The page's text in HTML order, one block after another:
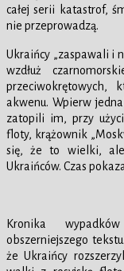
całej serii katastrof,
nie przeprowadzą.
Ukraińcy „zaspawali i
wzdłuż
przeciwokrętowych,
akwenu. Wpierw
zatopili im, przy
floty, krążownik
się, że to wielki, ale
Ukraińców. Czas
Kronika
obszerniejszego
że Ukraińcy